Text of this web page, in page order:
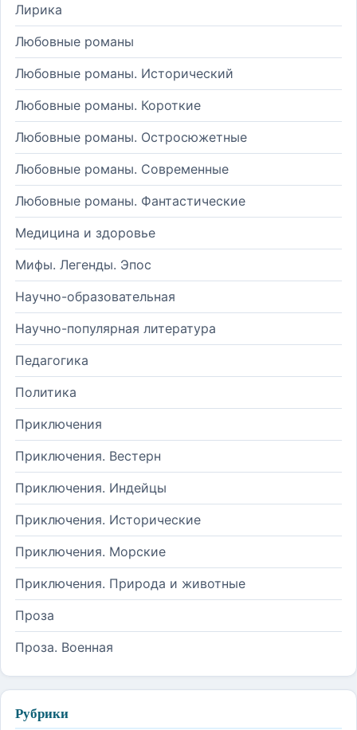
Лирика
Любовные романы
Любовные романы. Исторический
Любовные романы. Короткие
Любовные романы. Остросюжетные
Любовные романы. Современные
Любовные романы. Фантастические
Медицина и здоровье
Мифы. Легенды. Эпос
Научно-образовательная
Научно-популярная литература
Педагогика
Политика
Приключения
Приключения. Вестерн
Приключения. Индейцы
Приключения. Исторические
Приключения. Морские
Приключения. Природа и животные
Проза
Проза. Военная
Рубрики